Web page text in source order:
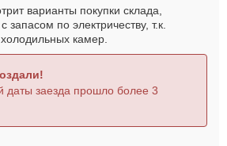
варианты покупки склада,
по электричеству, т.к.
камер.
даты заезда прошло более 3